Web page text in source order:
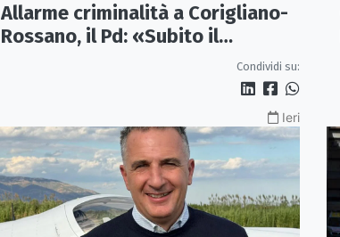
Allarme criminalità a Corigliano-
Rossano, il Pd: «Subito il
Comitato per la Sicurezza»Condividi su:
Ieri